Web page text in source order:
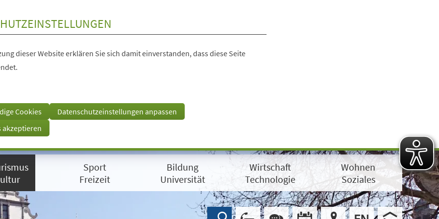
dieser Website erklären Sie sich damit einverstanden, dass diese Seite
Cookies
Datenschutzeinstellungen anpassen
akzeptieren
Sport
Freizeit
Bildung
Universität
Wirtschaft
Technologie
Wohnen
Soziales